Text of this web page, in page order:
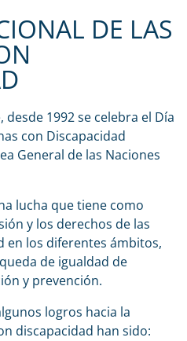
DE LAS
1992 se celebra el Día
con Discapacidad
General de las Naciones
lucha que tiene como
y los derechos de las
en los diferentes ámbitos,
de igualdad de
y prevención.
logros hacia la
discapacidad han sido: